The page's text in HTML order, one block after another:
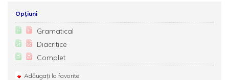
Opțiuni
Gramatical
Diacritice
Complet
Adăugați la favorite